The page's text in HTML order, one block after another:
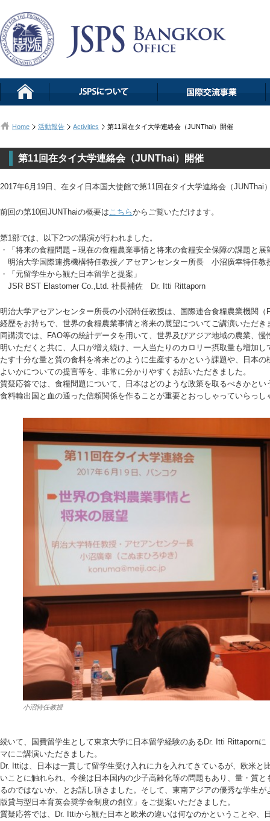
Home 活動報告 Activities 第11回在タイ大学連絡会（JUNThai）開催
第11回在タイ大学連絡会（JUNThai）開催
2017年6月19日、在タイ日本国大使館で第11回在タイ大学連絡会（JUNThai
前回の第10回JUNThaiの概要はこちらからご覧いただけます。
第1部では、以下2つの講演が行われました。
・「将来の食糧問題－現在の食糧農業事情と将来の食糧安全保障の課題と展
明治大学国際連携機構特任教授／アセアンセンター所長 小沼廣幸特任教
・「元留学生から観た日本留学と提案」
JSR BST Elastomer Co.,Ltd. 社長補佐 Dr. Itti Rittaporn
明治大学アセアンセンター所長の小沼特任教授は、国際連合食糧農業機関
経歴をお持ちで、世界の食糧農業事情と将来の展望についてご講演いただき
同講演では、FAO等の統計データを用いて、世界及びアジア地域の農業、
明いただくと共に、人口が増え続け、一人当たりのカロリー摂取量も増加
たす十分な量と質の食料を将来どのように生産するかという課題や、日本
よいかについての提言等を、非常に分かりやすくお話いただきました。
質疑応答では、食糧問題について、日本はどのような政策を取るべきかと
食料輸出国と血の通った信頼関係を作ることが重要とおっしゃっていらっし
小沼特任教授
続いて、国費留学生として東京大学に日本留学経験のあるDr. Itti Rittaporn
マにご講演いただきました。
Dr. Ittiは、日本は一貫して留学生受け入れに力を入れてきているが、欧米と
いことに触れられ、今後は日本国内の少子高齢化等の問題もあり、量・質
るのではないか、とお話し頂きました。そして、東南アジアの優秀な学生
版貸与型日本育英会奨学金制度の創立」をご提案いただきました。
質疑応答では、Dr. Ittiから観た日本と欧米の違いは何なのかということや、